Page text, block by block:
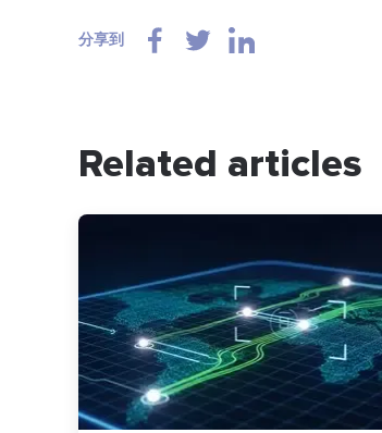
分享到
Related articles